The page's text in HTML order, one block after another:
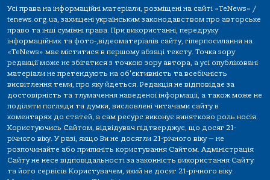
Усі права на інформаційні матеріали, розміщені на сайті «TeNews» /
tenews.org.ua, захищені українським законодавством про авторське
право та інші суміжні права. При використанні, передруку
інформаційних та фото-,відеоматеріалів сайту, гіперпосилання на
«TeNews» має міститися в першому абзаці тексту. Точка зору
редакції може не збігатися з точкою зору автора, а усі опубліковані
матеріали не претендують на об'єктивність та всебічність
висвітлення теми, про яку йдеться. Редакція не відповідає за
достовірність та тлумачення наведеної інформації, а також може не
поділяти погляди та думки, висловлені читачами сайту в
коментарях до статей, а сам ресурс виконує винятково роль носія.
Користуючись Сайтом, відвідувач підтверджує, що досяг 21-
річного віку. У разі, якщо Ви не досягли 21-річного віку — не
розпочинайте або припиніть користування Сайтом. Адміністрація
Сайту не несе відповідальності за законність використання Сайту
та його сервісів Користувачем, який не досяг 21-річного віку.